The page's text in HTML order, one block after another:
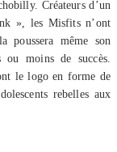
Créateurs d’un
», les Misfits n’ont
poussera même son
moins de succès.
le logo en forme de
rebelles aux